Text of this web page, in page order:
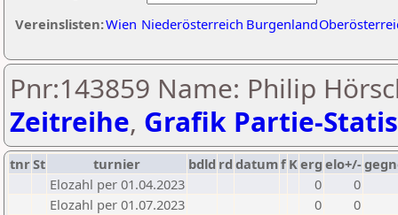
Vereinslisten:Wien Niederösterreich Burgenland
Pnr:143859 Name: Philip
Zeitreihe, Grafik Partie-
tnrSt turnier bdld rd datumf Kerg elo+/-
Elozahl per 01.04.2023
0
0
Elozahl per 01.07.2023
0
0